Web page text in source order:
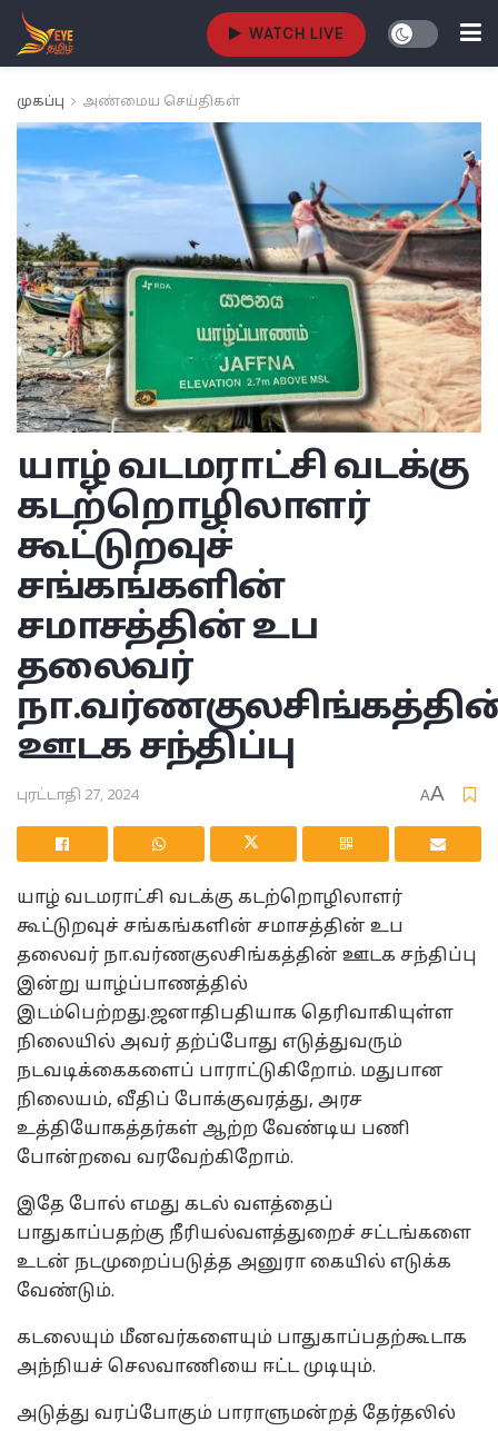
WATCH LIVE
முகப்பு அண்மைய செய்திகள்
யாழ் வடமராட்சி வடக்கு
கடற்றொழிலாளர்
கூட்டுறவுச்
சங்கங்களின்
சமாசத்தின் உப
தலைவர்
ஊடக சந்திப்பு
புரட்டாதி 27, 2024 AA
யாழ் வடமராட்சி வடக்கு கடற்றொழிலாளர்
கூட்டுறவுச் சங்கங்களின் சமாசத்தின் உப
தலைவர் நா.வர்ணகுலசிங்கத்தின் ஊடக சந்திப்பு
இன்று யாழ்ப்பாணத்தில்
இடம்பெற்றது.ஜனாதிபதியாக தெரிவாகியுள்ள
நிலையில் அவர் தற்ப்போது எடுத்துவரும்
நடவடிக்கைகளைப் பாராட்டுகிறோம். மதுபான
நிலையம், வீதிப் போக்குவரத்து, அரச
உத்தியோகத்தர்கள் ஆற்ற வேண்டிய பணி
போன்றவை வரவேற்கிறோம்.
இதே போல் எமது கடல் வளத்தைப்
பாதுகாப்பதற்கு நீரியல்வளத்துறைச் சட்டங்களை
உடன் நடமுறைப்படுத்த அனுரா கையில் எடுக்க
வேண்டும்.
கடலையும் மீனவர்களையும் பாதுகாப்பதற்கூடாக
அந்நியச் செலவாணியை ஈட்ட முடியும்.
அடுத்து வரப்போகும் பாராளுமன்றத் தேர்தலில்